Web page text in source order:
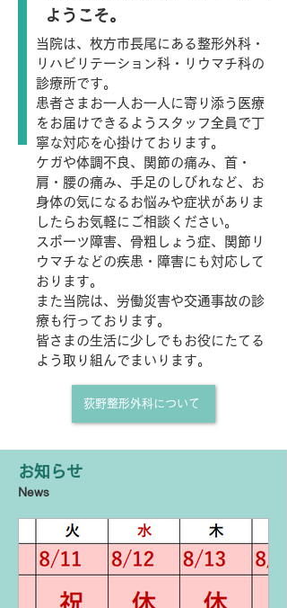
ようこそ。
当院は、枚方市長尾にある整形外科・
リハビリテーション科・リウマチ科の
診療所です。
患者さまお一人お一人に寄り添う医療
をお届けできるようスタッフ全員で丁
寧な対応を心掛けております。
ケガや体調不良、関節の痛み、首・
肩・腰の痛み、手足のしびれなど、お
身体の気になるお悩みや症状がありま
したらお気軽にご相談ください。
スポーツ障害、骨粗しょう症、関節リ
ウマチなどの疾患・障害にも対応して
おります。
また当院は、労働災害や交通事故の診
療も行っております。
皆さまの生活に少しでもお役にたてる
よう取り組んでまいります。
荻野整形外科について
お知らせ
News